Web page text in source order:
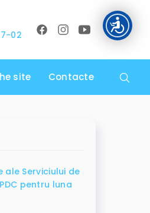
02
site Contacte
Serviciului de
pentru luna